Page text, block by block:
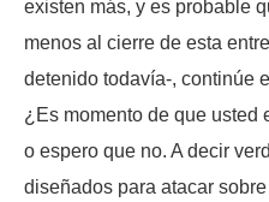
existen más, y es probable
menos al cierre de esta
detenido todavía-, continúe
¿Es momento de que usted
o espero que no. A decir
diseñados para atacar